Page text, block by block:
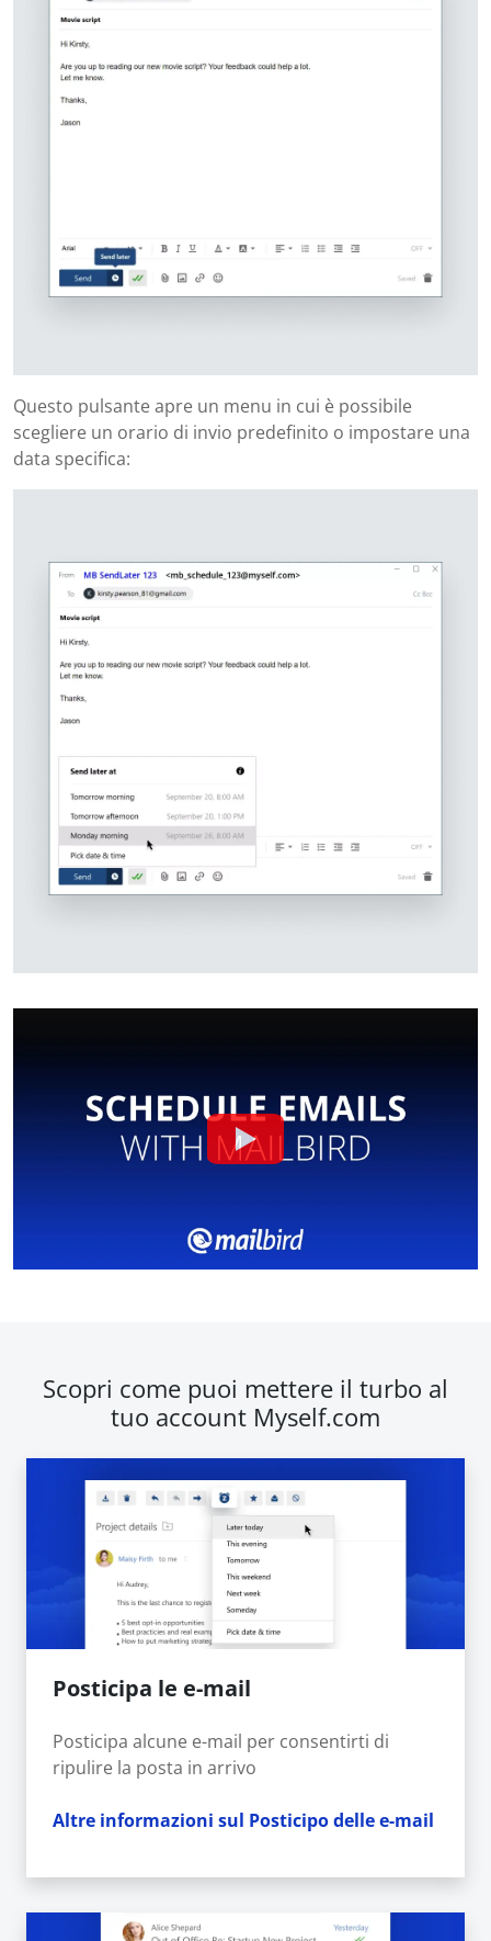
Questo pulsante apre un menu in cui è possibile
scegliere un orario di invio predefinito o impostare una
data specifica:
Scopri come puoi mettere il turbo al
tuo account Myself.com
Posticipa le e-mail
Posticipa alcune e-mail per consentirti di
ripulire la posta in arrivo
Altre informazioni sul Posticipo delle e-mail